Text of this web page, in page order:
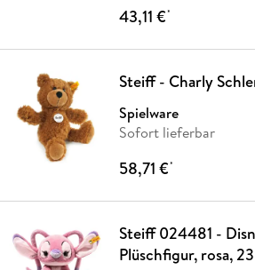
43,11 €*
Steiff - Charly
Spielware
Sofort lieferbar
58,71 €*
Steiff 024481 -
Plüschfigur, rosa,